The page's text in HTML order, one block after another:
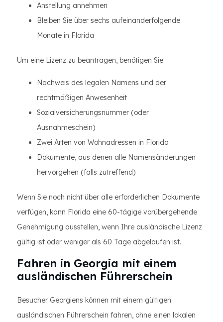
Anstellung annehmen
Bleiben Sie über sechs aufeinanderfolgende
Monate in Florida
Um eine Lizenz zu beantragen, benötigen Sie:
Nachweis des legalen Namens und der
rechtmäßigen Anwesenheit
Sozialversicherungsnummer (oder
Ausnahmeschein)
Zwei Arten von Wohnadressen in Florida
Dokumente, aus denen alle Namensänderungen
hervorgehen (falls zutreffend)
Wenn Sie noch nicht über alle erforderlichen Dokumente
verfügen, kann Florida eine 60-tägige vorübergehende
Genehmigung ausstellen, wenn Ihre ausländische Lizenz
gültig ist oder weniger als 60 Tage abgelaufen ist.
Fahren in Georgia mit einem
ausländischen Führerschein
Besucher Georgiens können mit einem gültigen
ausländischen Führerschein fahren, ohne einen lokalen